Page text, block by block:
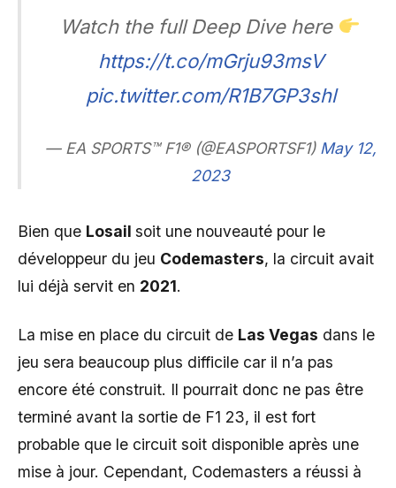
Watch the full Deep Dive here
https://t.co/mGrju93msV
pic.twitter.com/R1B7GP3shl
— EA SPORTS™ F1® (@EASPORTSF1) May 12,
2023
Bien que Losail soit une nouveauté pour le
développeur du jeu Codemasters, la circuit avait
lui déjà servit en 2021.
La mise en place du circuit de Las Vegas dans le
jeu sera beaucoup plus difficile car il n’a pas
encore été construit. Il pourrait donc ne pas être
terminé avant la sortie de F1 23, il est fort
probable que le circuit soit disponible après une
mise à jour. Cependant, Codemasters a réussi à